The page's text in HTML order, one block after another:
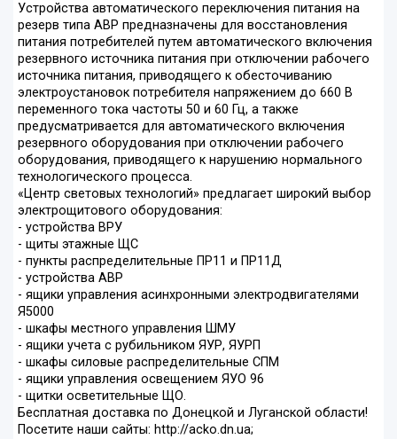
Устройства автоматического переключения питания на
резерв типа АВР предназначены для восстановления
питания потребителей путем автоматического включения
резервного источника питания при отключении рабочего
источника питания, приводящего к обесточиванию
электроустановок потребителя напряжением до 660 В
переменного тока частоты 50 и 60 Гц, а также
предусматривается для автоматического включения
резервного оборудования при отключении рабочего
оборудования, приводящего к нарушению нормального
технологического процесса.
«Центр световых технологий» предлагает широкий выбор
электрощитового оборудования:
- устройства ВРУ
- щиты этажные ЩС
- пункты распределительные ПР11 и ПР11Д
- устройства АВР
- ящики управления асинхронными электродвигателями
Я5000
- шкафы местного управления ШМУ
- ящики учета с рубильником ЯУР, ЯУРП
- шкафы силовые распределительные СПМ
- ящики управления освещением ЯУО 96
- щитки осветительные ЩО.
Бесплатная доставка по Донецкой и Луганской области!
Посетите наши сайты: http://acko.dn.ua;